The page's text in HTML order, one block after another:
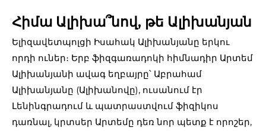
Հիմա Ալիխա՞նով, թե Ալիխանյան
Ելիզավետպոլցի Իսահակ Ալիխանյանը երկու
որդի ուներ։ Երբ ֆիզգառադոկի հիմնադիր Արտեմ
Ալիխանյանի ավագ եղբայրը՝ Աբրահամ
Ալիխանյանը (Ալիխանովը), ուսանում էր
Լենինգրադում և պատրաստվում ֆիզիկոս
դառնալ, կրտսեր Արտեմը դեռ նոր պետք է որոշեր,